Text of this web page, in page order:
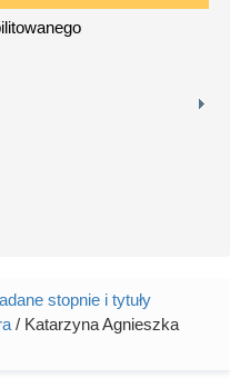
stopnie i tytuły
/ Katarzyna Agnieszka